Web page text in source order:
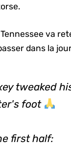
va
dans la
tweaked
foot
first half: